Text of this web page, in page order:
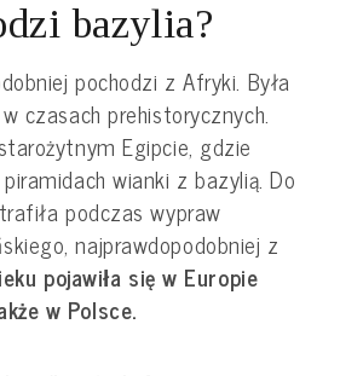
bazylia?
pochodzi z Afryki. Była
czasach prehistorycznych.
Egipcie, gdzie
wianki z bazylią. Do
podczas wypraw
najprawdopodobniej z
pojawiła się w Europie
w Polsce.